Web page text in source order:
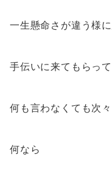
一生懸命さが違う様に
手伝いに来てもらって
何も言わなくても次
何なら